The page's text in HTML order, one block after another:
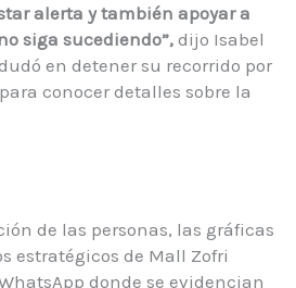
alerta y también apoyar a
siga sucediendo”, dijo Isabel
en detener su recorrido por
conocer detalles sobre la
de las personas, las gráficas
estratégicos de Mall Zofri
donde se evidencian